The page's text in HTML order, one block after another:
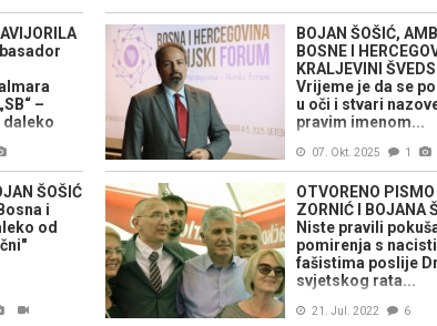
–
daleko
BOJAN ŠOŠIĆ,
BOSNE I
KRALJEVINI
Vrijeme je da se
u oči i stvari
pravim imenom...
07. Okt. 2025 1
ŠOŠIĆ
i
od
OTVORENO
ZORNIĆ I BOJANA
Niste pravili
pomirenja s
fašistima poslije
svjetskog rata...
21. Jul. 2022 6